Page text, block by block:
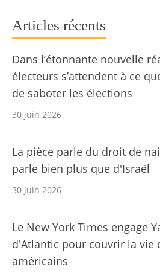
Articles récents
Dans l’étonnante nouvelle
électeurs s’attendent à ce
de saboter les élections
30 juin 2026
La pièce parle du droit de
parle bien plus que d'Israël
30 juin 2026
Le New York Times engage
d'Atlantic pour couvrir la vie
américains